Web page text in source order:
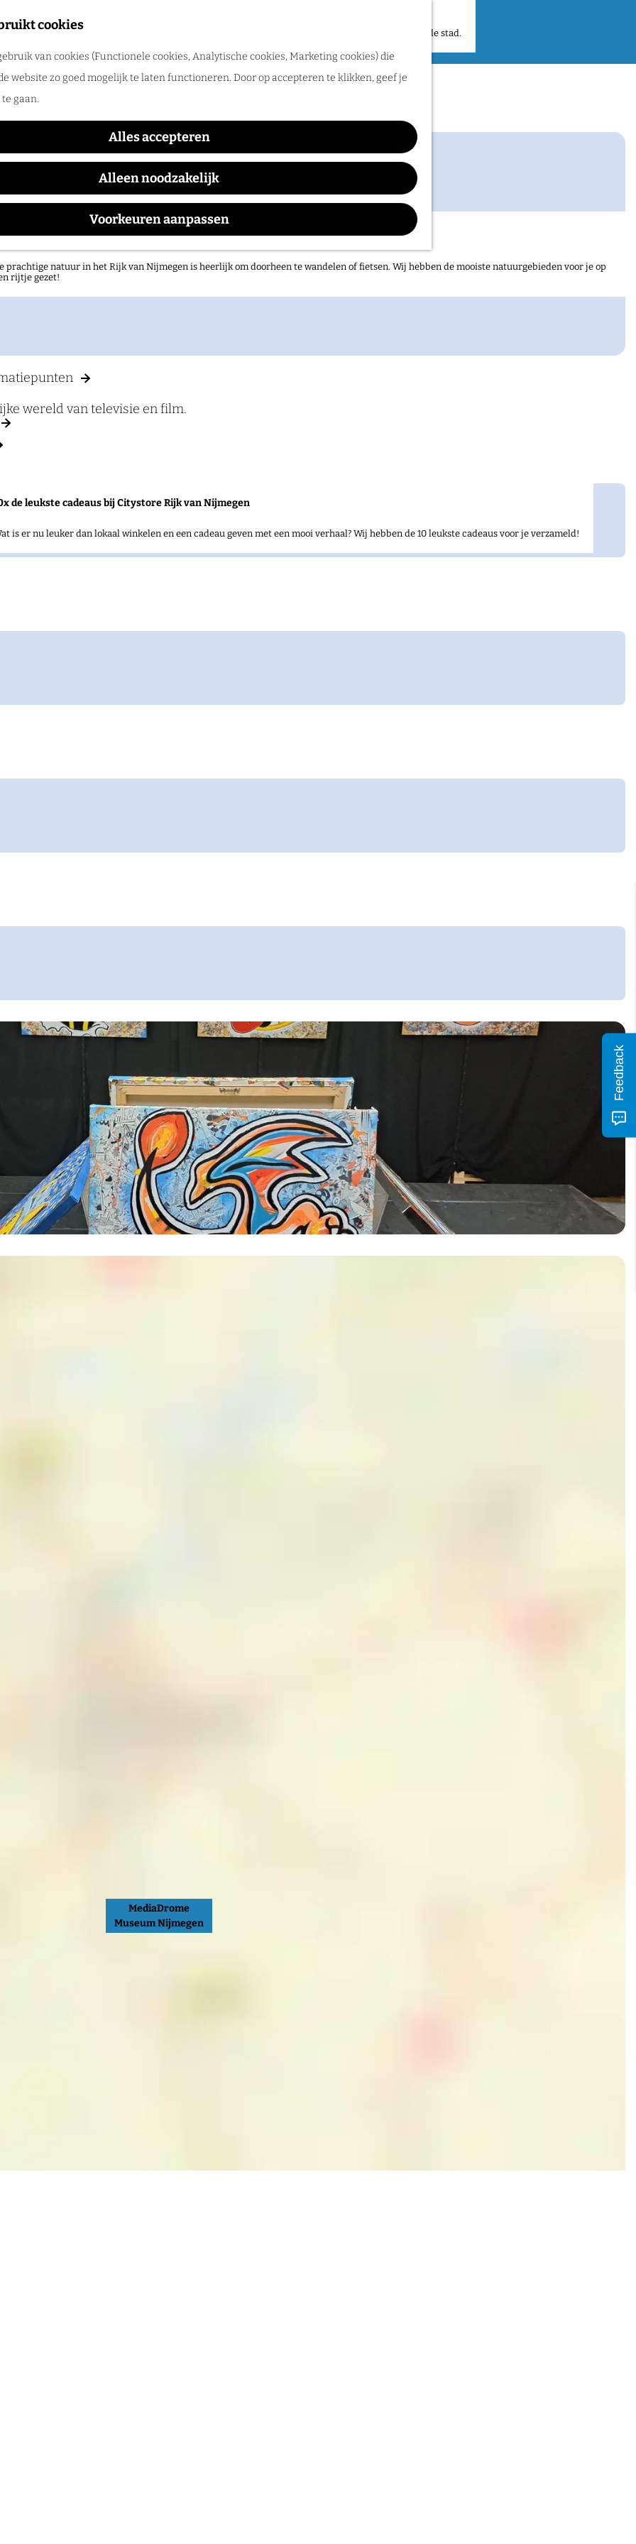
cookies
van cookies (Functionele cookies, Analytische cookies, Marketing cookies) die
website zo goed mogelijk te laten functioneren. Door op accepteren te klikken, geef je
gaan.
Alles accepteren
Alleen noodzakelijk
Voorkeuren aanpassen
Nijmegen samen met een gids. Ga samen op pad en ontdek verborgen plekken en verhalen in de stad.
in het Rijk van Nijmegen
prachtige natuur in het Rijk van Nijmegen is heerlijk om doorheen te wandelen of fietsen. Wij hebben de mooiste natuurgebieden voor je op
rijtje gezet!
de leukste cadeaus bij Citystore Rijk van Nijmegen
is er nu leuker dan lokaal winkelen en een cadeau geven met een mooi verhaal? Wij hebben de 10 leukste cadeaus voor je verzameld!
Museum Nijmegen
wereld van televisie en film.
MediaDrome
Museum Nijmegen
Feedback